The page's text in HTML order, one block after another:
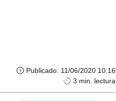
Publicado: 11/06/2020 10:16
3 min. lectura